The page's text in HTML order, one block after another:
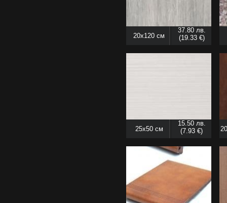
20x120 см
37.80 лв.
(19.33 €)
25x50 см
15.50 лв.
(7.93 €)